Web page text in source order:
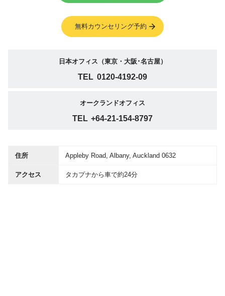
無料カウンセリング予約
日本オフィス（東京・大阪･名古屋）
TEL 0120-4192-09
オークランドオフィス
TEL +64-21-154-8797
住所 Appleby Road, Albany, Auckland 0632
アクセス タカプナから車で約24分